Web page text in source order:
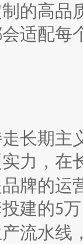
的高品
适配每
长期主
力，在
牌的运
建的5
流水线